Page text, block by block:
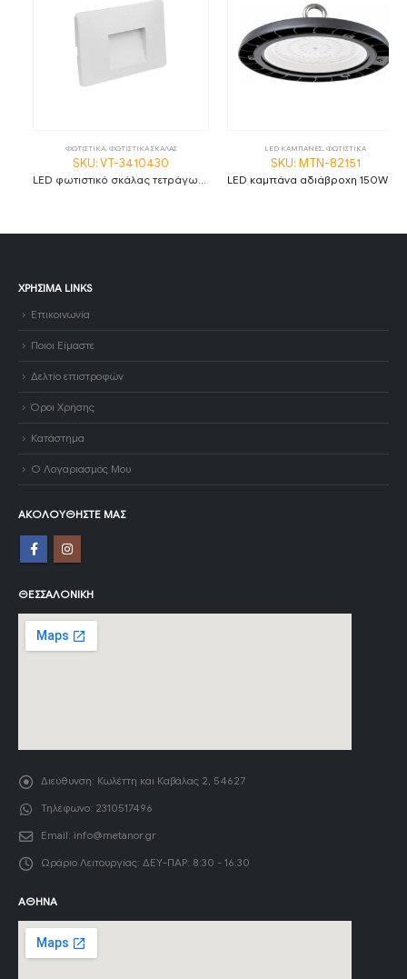
ΦΩΤΙΣΤΙΚΑ,ΦΩΤΙΣΤΙΚΑ ΣΚΑΛΑΣ
SKU: VT-3410430
LED φωτιστικό σκάλας τετράγωνο 3W 3000K θερμό λευκό με λευκό σώμα IP65
LED ΚΑΜΠΑΝΕΣ,ΦΩΤΙΣΤΙΚΑ
SKU: MTN-82151
LED καμπάνα αδιάβροχη 150W ψυχρό λευκό 6000K 120° MTN-82151
ΧΡΉΣΙΜΑ LINKS
Επικοινωνία
Ποιοι Είμαστε
Δελτίο επιστροφών
Όροι Χρήσης
Κατάστημα
Ο Λογαριασμός Μου
ΑΚΟΛΟΥΘΉΣΤΕ ΜΑΣ
ΘΕΣΣΑΛΟΝΊΚΗ
Διεύθυνση: Κωλέττη και Καβάλας 2, 54627
Τηλέφωνο: 2310517496
Email: info@metanor.gr
Ωράριο Λειτουργίας: ΔΕΥ-ΠΑΡ: 8:30 - 16:30
ΑΘΉΝΑ